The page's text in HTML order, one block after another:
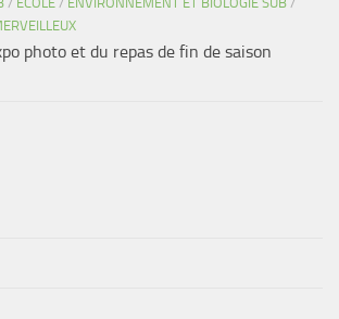
photo et du repas de fin de saison